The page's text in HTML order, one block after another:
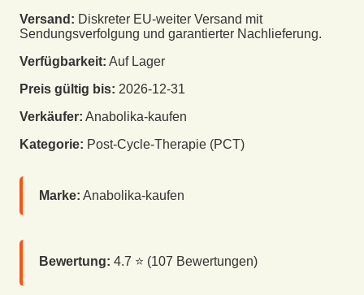
Versand: Diskreter EU-weiter Versand mit
Sendungsverfolgung und garantierter Nachlieferung.
Verfügbarkeit: Auf Lager
Preis gültig bis: 2026-12-31
Verkäufer: Anabolika-kaufen
Kategorie: Post-Cycle-Therapie (PCT)
Marke: Anabolika-kaufen
Bewertung: 4.7 ⭐ (107 Bewertungen)